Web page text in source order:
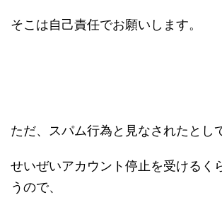
そこは自己責任でお願いします。
ただ、スパム行為と見なされたとし
せいぜいアカウント停止を受けるく
うので、